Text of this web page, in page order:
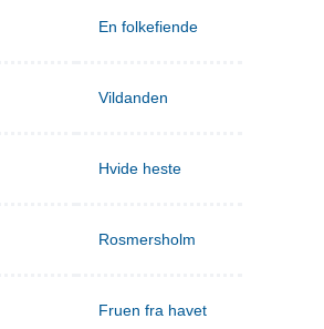
En folkefiende
Vildanden
Hvide heste
Rosmersholm
Fruen fra havet